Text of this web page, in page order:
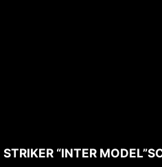
STRIKER “INTER